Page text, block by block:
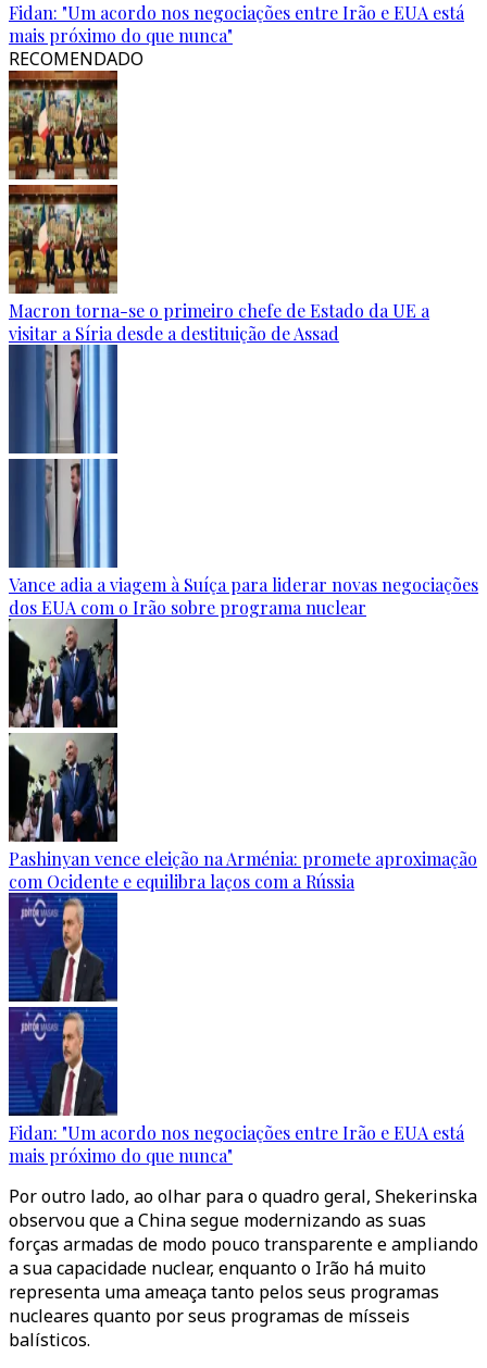
Fidan: "Um acordo nos negociações entre Irão e EUA está
mais próximo do que nunca"
RECOMENDADO
Macron torna-se o primeiro chefe de Estado da UE a
visitar a Síria desde a destituição de Assad
Vance adia a viagem à Suíça para liderar novas negociações
dos EUA com o Irão sobre programa nuclear
Pashinyan vence eleição na Arménia: promete aproximação
com Ocidente e equilibra laços com a Rússia
Fidan: "Um acordo nos negociações entre Irão e EUA está
mais próximo do que nunca"
Por outro lado, ao olhar para o quadro geral, Shekerinska
observou que a China segue modernizando as suas
forças armadas de modo pouco transparente e ampliando
a sua capacidade nuclear, enquanto o Irão há muito
representa uma ameaça tanto pelos seus programas
nucleares quanto por seus programas de mísseis
balísticos.